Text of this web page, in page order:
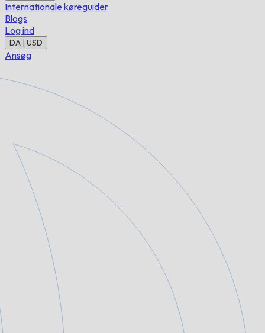
Internationale køreguider
Blogs
Log ind
DA | USD
Ansøg